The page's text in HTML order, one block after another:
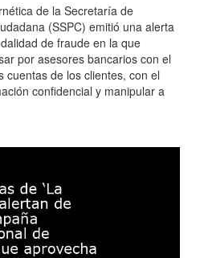
de la Secretaría de
(SSPC) emitió una alerta
de fraude en la que
por asesores bancarios con el
cuentas de los clientes, con el
confidencial y manipular a